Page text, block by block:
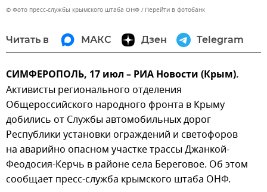
© Фото пресс-службы крымского штаба ОНФ Перейти в фотобанк
Читать в МАКС Дзен Telegram
СИМФЕРОПОЛЬ, 17 июл – РИА Новости (Крым).
Активисты регионального отделения
Общероссийского народного фронта в Крыму
добились от Службы автомобильных дорог
Республики установки ограждений и светофоров
на аварийно опасном участке трассы Джанкой-
Феодосия-Керчь в районе села Береговое. Об этом
сообщает пресс-служба крымского штаба ОНФ.